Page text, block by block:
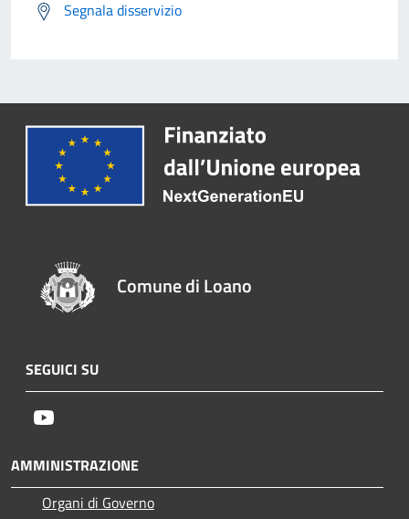
Segnala disservizio
Comune di Loano
SEGUICI SU
AMMINISTRAZIONE
Organi di Governo